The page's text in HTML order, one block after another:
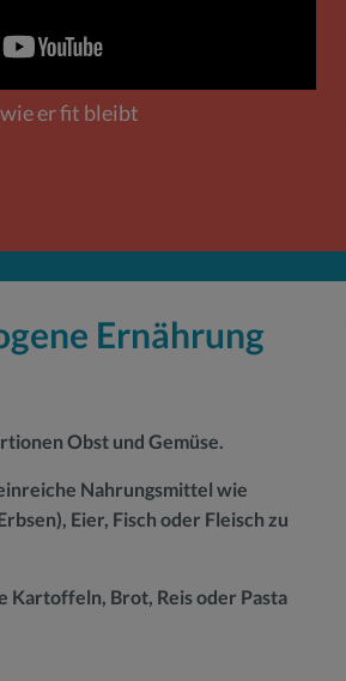
er fit bleibt
Ernährung
Obst und Gemüse.
Nahrungsmittel wie
Eier, Fisch oder Fleisch zu
Kartoffeln, Brot, Reis oder Pasta